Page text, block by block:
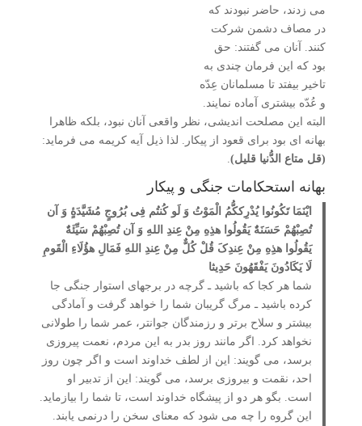
می زدند، حاضر نبودند که
در مصاف دشمن شرکت
کنند. آنان می گفتند: حق
بود که این فرمان چندی به
تاخیر بیفتد تا مسلمانان عِدّه
و عُدّه بیشتری آماده نمایند.
البته این مصلحت اندیشی، نظر واقعی آنان نبود، بلکه ظاهرا
بهانه ای بود برای قعود از پیکار. لذا ذیل آیه کریمه می فرماید:
(قل متاع الدُّنیا قلیل).
بهانه استحکامات جنگی و پیکار
ایْنَمَا تَکُونُوا یُدْرِککُّمُ الْمَوْتُ وَ لَو کُنتُم فِی بُرُوجٍ مُشَیَّدَۀٍ وَ آن
تُصِبْهُمْ حَسَنَۀٌ یَقُولُوا هذِهِ مِنْ عِندِ اللهِ وَ آن تُصِبْهُمْ سَیِّئَۀٌ
یَقُولُوا هذِهِ مِنْ عِندِکَ قُلْ کُلٌّ مِنْ عِندِ اللهِ فَمَالِ هؤُلَاءِ الْقَومِ
لَا یَکَادُونَ یَفْقَهُونَ حَدِیثا
شما هر کجا که باشید ـ گرچه در برج­های استوار جنگی جا
کرده باشید ـ مرگ گریبان شما را خواهد گرفت و آمادگی
بیشتر و سلاح برتر و رزمندگان جوان­تر، عمر شما را طولانی
نخواهد کرد. اگر مانند روز بدر به این مردم، نعمت پیروزی
برسد، می ­گویند: این از لطف خداوند است و اگر چون روز
احد، نقمت و بیروزی برسد، می­ گویند: این از تدبیر او
است. بگو هر دو از پیشگاه خداوند است، تا شما را بیازماید.
این گروه را چه می­ شود که معنای سخن را درنمی ­یابند.